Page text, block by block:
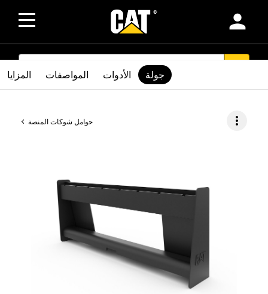
person
SEARCH
حوامل شوكات المنصة more_vert
المزايا المواصفات الأدوات جولة